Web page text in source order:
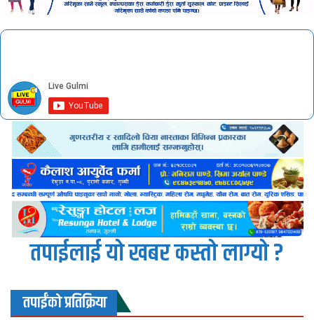
तपाईलाई यो खबर कस्तो लाग्यो ?
तपाईंको प्रतिक्रिया